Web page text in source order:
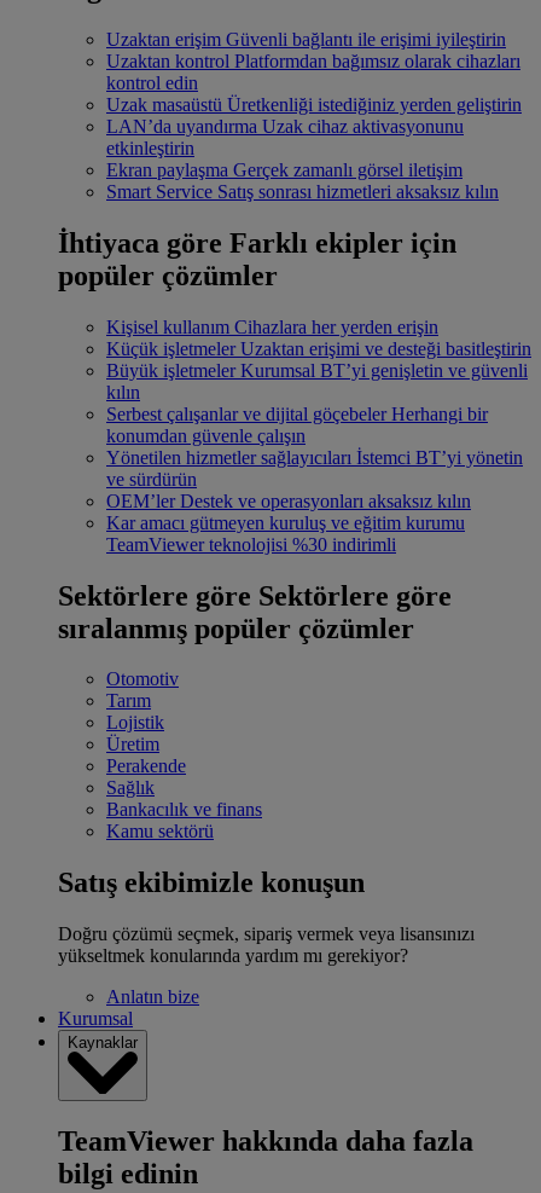
Uzaktan erişim Güvenli bağlantı ile erişimi iyileştirin
Uzaktan kontrol Platformdan bağımsız olarak cihazları
kontrol edin
Uzak masaüstü Üretkenliği istediğiniz yerden geliştirin
LAN’da uyandırma Uzak cihaz aktivasyonunu
etkinleştirin
Ekran paylaşma Gerçek zamanlı görsel iletişim
Smart Service Satış sonrası hizmetleri aksaksız kılın
İhtiyaca göre Farklı ekipler için
popüler çözümler
Kişisel kullanım Cihazlara her yerden erişin
Küçük işletmeler Uzaktan erişimi ve desteği basitleştirin
Büyük işletmeler Kurumsal BT’yi genişletin ve güvenli
kılın
Serbest çalışanlar ve dijital göçebeler Herhangi bir
konumdan güvenle çalışın
Yönetilen hizmetler sağlayıcıları İstemci BT’yi yönetin
ve sürdürün
OEM’ler Destek ve operasyonları aksaksız kılın
Kar amacı gütmeyen kuruluş ve eğitim kurumu
TeamViewer teknolojisi %30 indirimli
Sektörlere göre Sektörlere göre
sıralanmış popüler çözümler
Otomotiv
Tarım
Lojistik
Üretim
Perakende
Sağlık
Bankacılık ve finans
Kamu sektörü
Satış ekibimizle konuşun
Doğru çözümü seçmek, sipariş vermek veya lisansınızı
yükseltmek konularında yardım mı gerekiyor?
Anlatın bize
Kurumsal
Kaynaklar
TeamViewer hakkında daha fazla
bilgi edinin